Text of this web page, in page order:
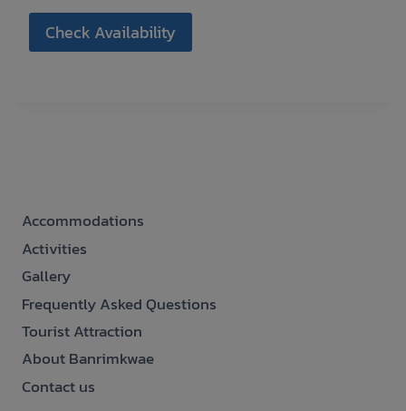
Accommodations
Activities
Gallery
Frequently Asked Questions
Tourist Attraction
About Banrimkwae
Contact us